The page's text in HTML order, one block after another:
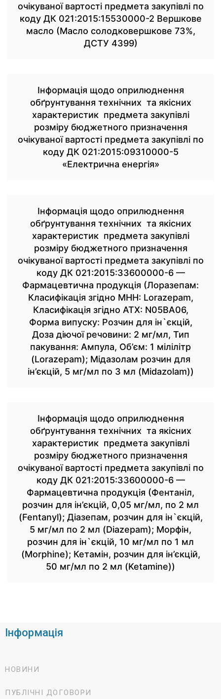
очікуваної вартості предмета закупівлі по
коду ДК 021:2015:15530000-2 Вершкове
масло (Масло солодковершкове 73%,
ДСТУ 4399)
Інформація щодо оприлюднення
обґрунтування технічних та якісних
характеристик предмета закупівлі
розміру бюджетного призначення
очікуваної вартості предмета закупівлі по
коду ДК 021:2015:09310000-5
«Електрична енергія»
Інформація щодо оприлюднення
обґрунтування технічних та якісних
характеристик предмета закупівлі
розміру бюджетного призначення
очікуваної вартості предмета закупівлі по
коду ДК 021:2015:33600000-6 —
Фармацевтична продукція (Лоразепам:
Класифікація згідно МНН: Lorazepam,
Класифікація згідно АТХ: N05BA06,
Форма випуску: Розчин для ін`єкцій,
Доза діючої речовини: 2 мг/мл, Тип
пакування: Ампула, Об’єм: 1 мілілітр
(Lorazepam); Мідазолам розчин для
ін’єкцій, 5 мг/мл по 3 мл (Midazolam))
Інформація щодо оприлюднення
обґрунтування технічних та якісних
характеристик предмета закупівлі
розміру бюджетного призначення
очікуваної вартості предмета закупівлі по
коду ДК 021:2015:33600000-6 —
Фармацевтична продукція (Фентаніл,
розчин для ін’єкцій, 0,05 мг/мл, по 2 мл
(Fentanyl); Діазепам, розчин для ін`єкцій,
5 мг/мл по 2 мл (Diazepam); Морфін,
розчин для ін`єкцій, 10 мг/мл по 1 мл
(Morphine); Кетамін, розчин для ін’єкцій,
50 мг/мл по 2 мл (Ketamine))
Інформація
НОВИНИ
ПУБЛІЧНІ ДОГОВОРИ